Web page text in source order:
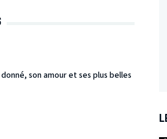
son amour et ses plus belles